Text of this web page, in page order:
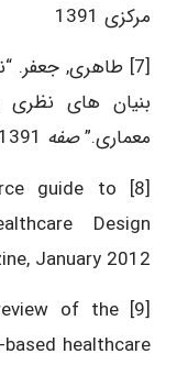
مرکزی 1391
[7] طاهری, جعفر.
بنیان های نظری
معماری.”صفه
guide to
Design
January 2012
of the
healthcare